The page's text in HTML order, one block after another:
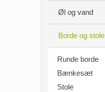
Øl og vand
Borde og stole
Runde borde
Bænkesæt
Stole